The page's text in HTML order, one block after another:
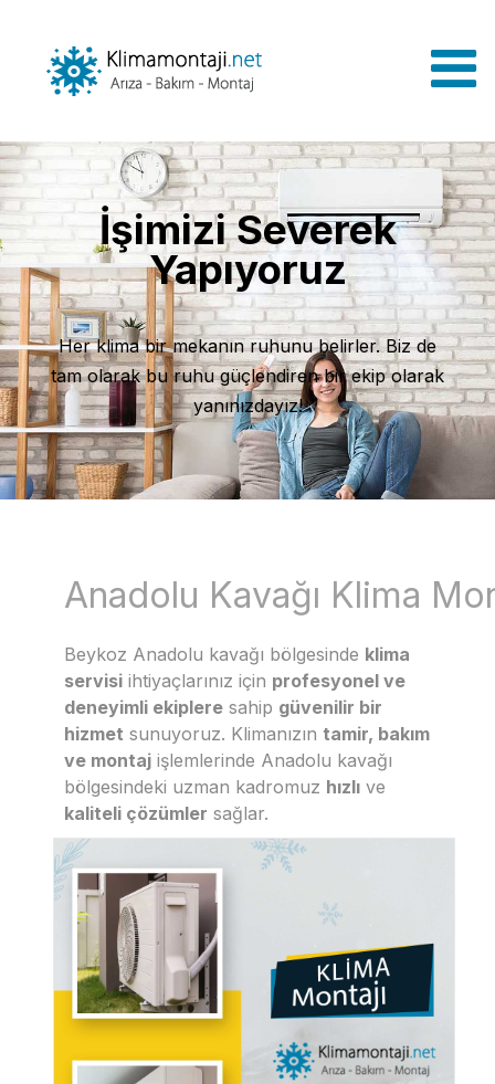
İşimizi Severek
Yapıyoruz
Her klima bir mekanın ruhunu belirler. Biz de
tam olarak bu ruhu güçlendiren bir ekip olarak
yanınızdayız!
Anadolu Kavağı Klima
Beykoz Anadolu kavağı bölgesinde klima
servisi ihtiyaçlarınız için profesyonel ve
deneyimli ekiplere sahip güvenilir bir
hizmet sunuyoruz. Klimanızın tamir, bakım
ve montaj işlemlerinde Anadolu kavağı
bölgesindeki uzman kadromuz hızlı ve
kaliteli çözümler sağlar.